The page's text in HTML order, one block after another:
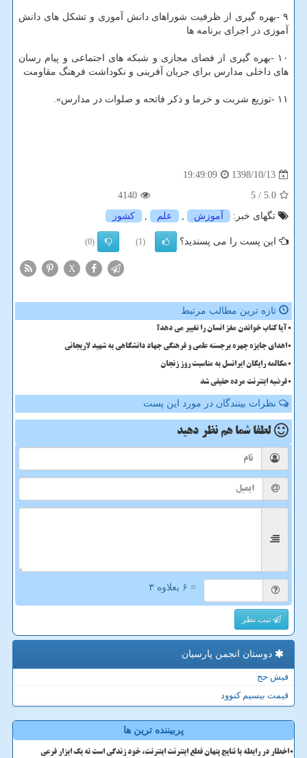
۹ -بهره گیری از ظرفیت شوراهای دانش آموزی و تشكل های دانش
آموزی در اجرای برنامه ها
۱۰ -بهره گیری از فضای مجازی و شبكه های اجتماعی و پیام رسان
های داخلی مدارس برای جریان آفرینی و نكوداشت فرهنگ مقاومت
۱۱ -توزیع شربت و خرما و ذكر فاتحه و صلوات در مدارس».
1398/10/13
19:49:09
5.0
/ 5
4140
تگهای خبر:
آموزش , علم , كشور
این پست را می پسندید؟ (1)
(0)
X
تازه ترین مطالب مرتبط
آیا کتاب خواندن مغز انسان را تغییر می دهد؟
اهدای جایزه چهره برجسته علمی و فرهنگی جهاد دانشگاهی به شهید لاریجانی
مکالمه رایگان ایرانسل به مناسبت روز زنجان
فرضیه اینترنت مرده حقیقی شد
نظرات بینندگان در مورد این پست
لطفا شما هم نظر دهید
= ۶ بعلاوه ۳
ثبت نظر
دوستان انجمن پارسیان
فیش حج
قیمت بیسیم کنوود
پربیننده ترین ها
اخطار در رابطه با نتایج پنهان قطع اینترنت اینترنت، خود زندگی است نه یک ابزار فرعی